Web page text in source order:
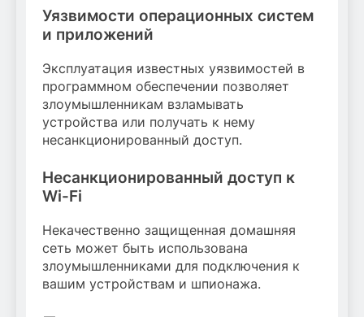
Уязвимости операционных систем
и приложений
Эксплуатация известных уязвимостей в
программном обеспечении позволяет
злоумышленникам взламывать
устройства или получать к нему
несанкционированный доступ.
Несанкционированный доступ к
Wi-Fi
Некачественно защищенная домашняя
сеть может быть использована
злоумышленниками для подключения к
вашим устройствам и шпионажа.